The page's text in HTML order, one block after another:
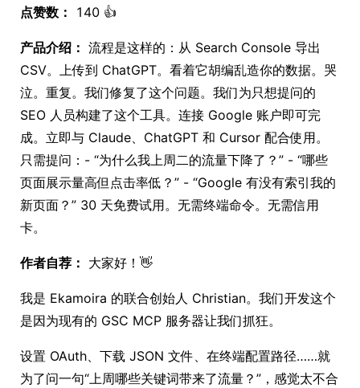
点赞数： 140 👍
产品介绍： 流程是这样的：从 Search Console 导出
CSV。上传到 ChatGPT。看着它胡编乱造你的数据。哭
泣。重复。我们修复了这个问题。我们为只想提问的
SEO 人员构建了这个工具。连接 Google 账户即可完
成。立即与 Claude、ChatGPT 和 Cursor 配合使用。
只需提问：- “为什么我上周二的流量下降了？” - “哪些
页面展示量高但点击率低？” - “Google 有没有索引我的
新页面？” 30 天免费试用。无需终端命令。无需信用
卡。
作者自荐： 大家好！👋
我是 Ekamoira 的联合创始人 Christian。我们开发这个
是因为现有的 GSC MCP 服务器让我们抓狂。
设置 OAuth、下载 JSON 文件、在终端配置路径……就
为了问一句“上周哪些关键词带来了流量？”，感觉太不合